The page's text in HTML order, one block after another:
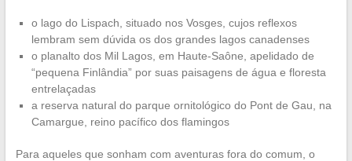
o lago do Lispach, situado nos Vosges, cujos reflexos
lembram sem dúvida os dos grandes lagos canadenses
o planalto dos Mil Lagos, em Haute-Saône, apelidado de
“pequena Finlândia” por suas paisagens de água e floresta
entrelaçadas
a reserva natural do parque ornitológico do Pont de Gau, na
Camargue, reino pacífico dos flamingos
Para aqueles que sonham com aventuras fora do comum, o